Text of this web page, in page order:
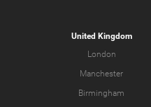
United Kingdom
London
Manchester
Birmingham